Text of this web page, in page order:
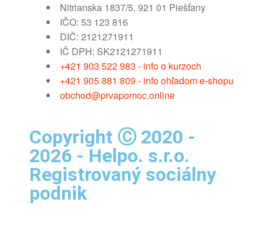
Nitrianska 1837/5, 921 01 Piešťany
IČO: 53 123 816
DIČ: 2121271911
IČ DPH: SK2121271911
+421 903 522 983 - info o kurzoch
+421 905 881 809 - info ohľadom e-shopu
obchod@prvapomoc.online
Copyright Ⓒ 2020 -
2026 - Helpo. s.r.o.
Registrovaný sociálny
podnik